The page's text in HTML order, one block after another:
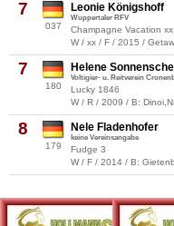
7
037
Leonie Königshoff
Wuppertaler RFV
Champagne Vacation xx
W / xx / F / 2015 /
7
180
Helene
Voltigier- u. Reitverein
Lucky 1846
W / R / 2009 / B:
8
179
Nele Fladenhofer
keine Vereinsangabe
Fudge 3
W / F / 2014 / B: